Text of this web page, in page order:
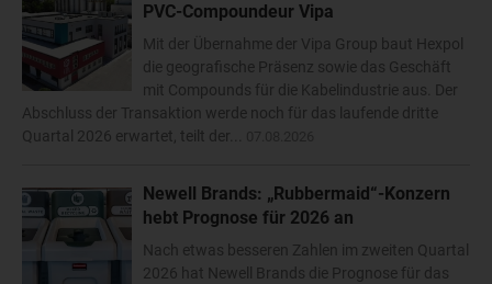
PVC-Compoundeur Vipa
Mit der Übernahme der Vipa Group baut Hexpol
die geografische Präsenz sowie das Geschäft
mit Compounds für die Kabelindustrie aus. Der
Abschluss der Transaktion werde noch für das laufende dritte
Quartal 2026 erwartet, teilt der...
Newell Brands: „Rubbermaid“-Konzern
hebt Prognose für 2026 an
Nach etwas besseren Zahlen im zweiten Quartal
2026 hat Newell Brands die Prognose für das